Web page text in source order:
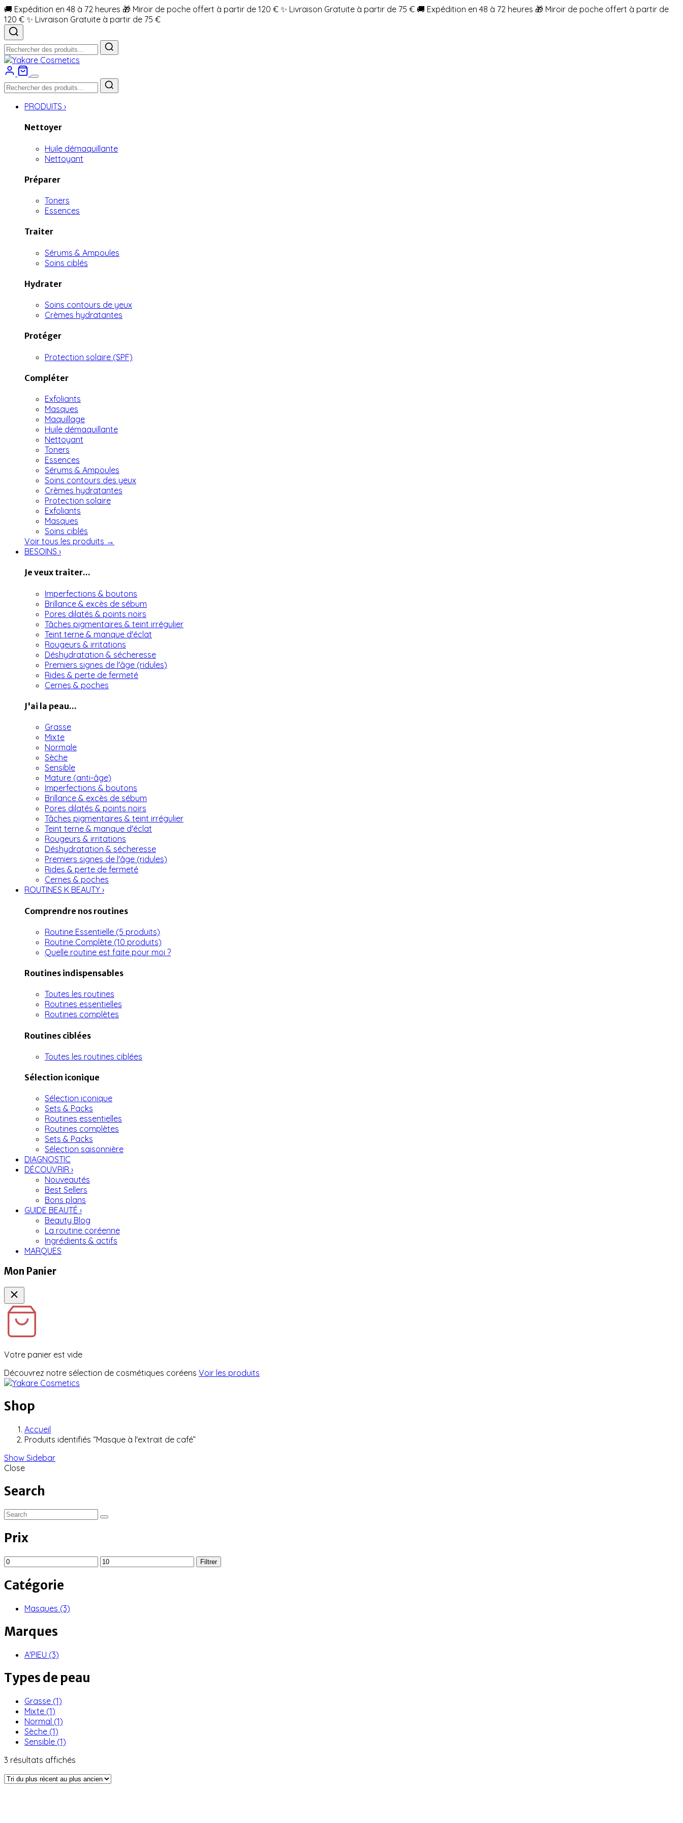
🚚 Expédition en 48 à 72 heures 🎁 Miroir de poche offert à partir de 120 € ✨ Livraison Gratuite à partir de 75 € 🚚 Expédition en 48 à 72 heures 🎁 Miroir de poche offert à partir de
120 € ✨ Livraison Gratuite à partir de 75 €
PRODUITS ›
Nettoyer
Huile démaquillante
Nettoyant
Préparer
Toners
Essences
Traiter
Sérums & Ampoules
Soins ciblés
Hydrater
Soins contours de yeux
Crèmes hydratantes
Protéger
Protection solaire (SPF)
Compléter
Exfoliants
Masques
Maquillage
Huile démaquillante
Nettoyant
Toners
Essences
Sérums & Ampoules
Soins contours des yeux
Crèmes hydratantes
Protection solaire
Exfoliants
Masques
Soins ciblés
Voir tous les produits →
BESOINS ›
Je veux traiter...
Imperfections & boutons
Brillance & excès de sébum
Pores dilatés & points noirs
Tâches pigmentaires & teint irrégulier
Teint terne & manque d'éclat
Rougeurs & irritations
Déshydratation & sécheresse
Premiers signes de l'âge (ridules)
Rides & perte de fermeté
Cernes & poches
J'ai la peau...
Grasse
Mixte
Normale
Sèche
Sensible
Mature (anti-âge)
Imperfections & boutons
Brillance & excès de sébum
Pores dilatés & points noirs
Tâches pigmentaires & teint irrégulier
Teint terne & manque d'éclat
Rougeurs & irritations
Déshydratation & sécheresse
Premiers signes de l'âge (ridules)
Rides & perte de fermeté
Cernes & poches
ROUTINES K BEAUTY ›
Comprendre nos routines
Routine Essentielle (5 produits)
Routine Complète (10 produits)
Quelle routine est faite pour moi ?
Routines indispensables
Toutes les routines
Routines essentielles
Routines complètes
Routines ciblées
Toutes les routines ciblées
Sélection iconique
Sélection iconique
Sets & Packs
Routines essentielles
Routines complètes
Sets & Packs
Sélection saisonnière
DIAGNOSTIC
DÉCOUVRIR ›
Nouveautés
Best Sellers
Bons plans
GUIDE BEAUTÉ ›
Beauty Blog
La routine coréenne
Ingrédients & actifs
MARQUES
Mon Panier
Votre panier est vide
Découvrez notre sélection de cosmétiques coréens Voir les produits
Shop
Accueil
Produits identifiés “Masque à l'extrait de café”
Show Sidebar
Close
Search
Prix
Prix
Prix
Filtrer
Catégorie
Masques (3)
Marques
A'PIEU (3)
Types de peau
Grasse (1)
Mixte (1)
Normal (1)
Sèche (1)
Sensible (1)
3 résultats affichés
plus